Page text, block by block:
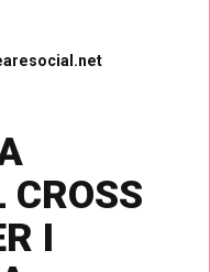
CROSS
I